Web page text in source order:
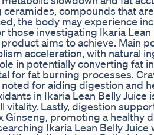
compounds that
the body may experience
those investigating Ikaria
aims to achieve. Main
acceleration, with natural
in potentially converting fat
for fat burning processes.
for aiding digestion and
in Ikaria Lean Belly
vitality. Lastly, digestion
Ginseng, promoting a
Ikaria Lean Belly